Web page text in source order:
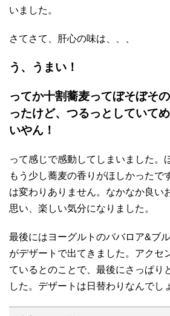
いました。
さてさて、肝心の味は、、、
う、うまい！
ってか十割蕎麦ってぼそぼそ
ったけど、つるっとしていて
いやん！
って感じで感動してしまいました。
もう少し蕎麦の香りがほしかったで
は変わりありません。なかなか良い
思い、楽しい気分になりました。
最後にはヨーグルトのババロア&ブ
がデザートで出てきました。アクセ
ているとのことで、最後にさっぱり
した。デザートは日替わりなんでし